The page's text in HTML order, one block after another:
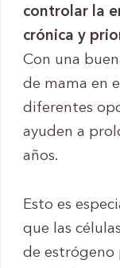
controlar la
crónica y
Con una
de mama en
diferentes
ayuden a
años.
Esto es
que las
de estrógeno